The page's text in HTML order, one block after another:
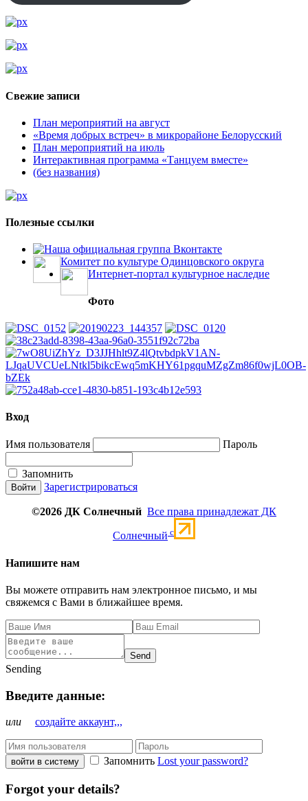
Свежие записи
План мероприятий на август
«Время добрых встреч» в микрорайоне Белорусский
План мероприятий на июль
Интерактивная программа «Танцуем вместе»
(без названия)
Полезные ссылки
Наша официальная группа Вконтакте
Комитет по культуре Одинцовского округа
Интернет-портал культурное наследие
Фото
Вход
Имя пользователя Пароль
Запомнить
Зарегистрироваться
©2026 ДК Солнечный Все права принадлежат ДК
Солнечный c
Напишите нам
Вы можете отправить нам электронное письмо, и мы
свяжемся с Вами в ближайшее время.
Send
Sending
Введите данные:
или создайте аккаунт,,,
войти в систему Запомнить Lost your password?
Forgot your details?